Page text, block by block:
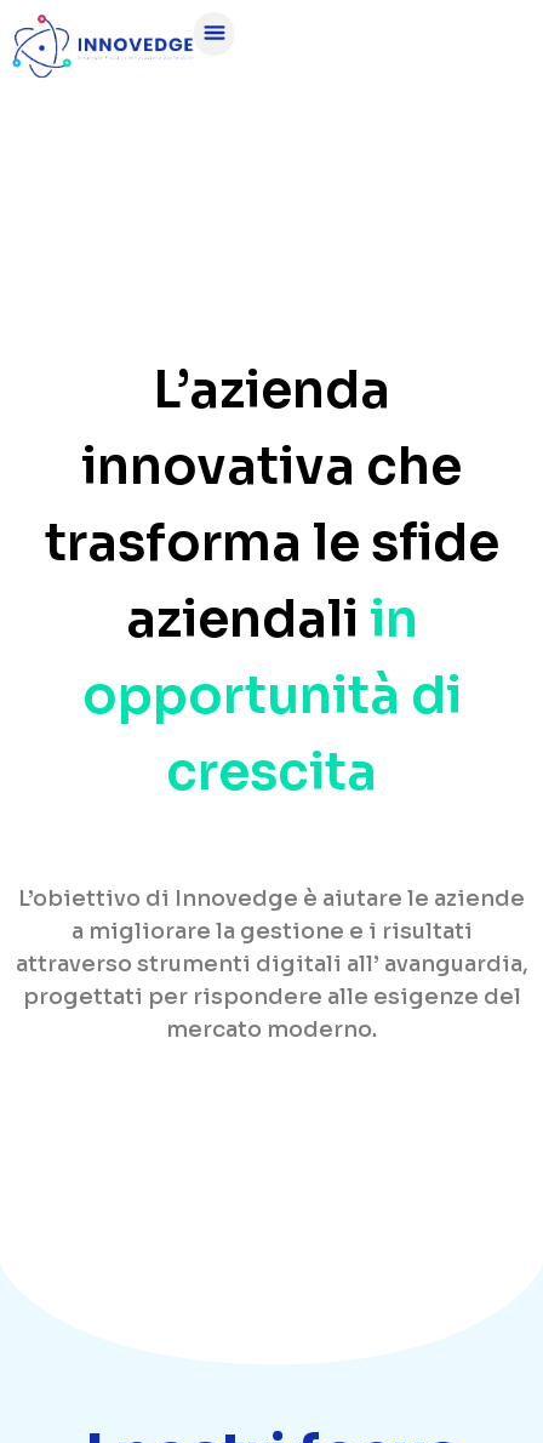
L’azienda
innovativa che
trasforma le sfide
aziendali in
opportunità di
crescita
L’obiettivo di Innovedge è aiutare le aziende
a migliorare la gestione e i risultati
attraverso strumenti digitali all’ avanguardia,
progettati per rispondere alle esigenze del
mercato moderno.